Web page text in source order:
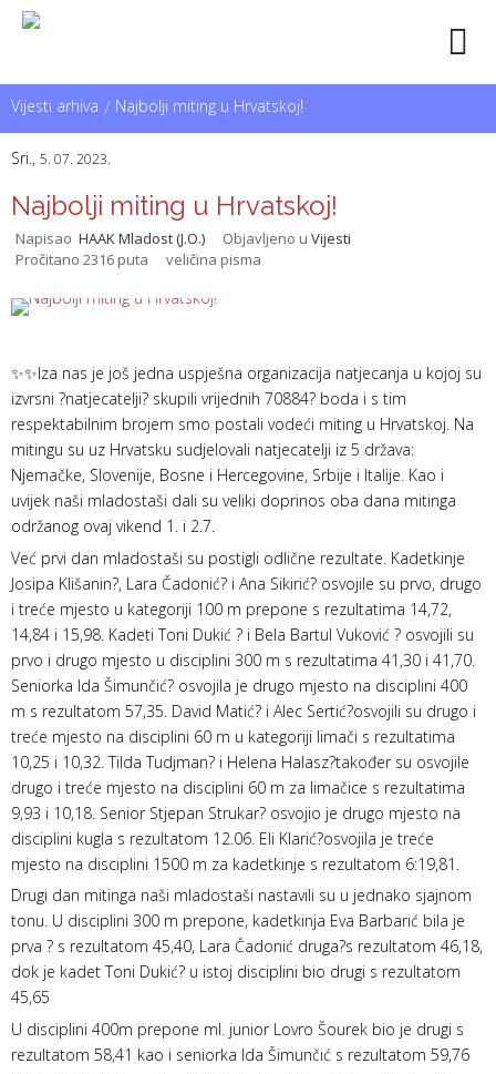
Vijesti arhiva / Najbolji miting u Hrvatskoj!
Sri., 5. 07. 2023.
Najbolji miting u Hrvatskoj!
Napisao HAAK Mladost (J.O.) Objavljeno u Vijesti
Pročitano 2316 puta
veličina pisma
✨️✨️Iza nas je još jedna uspješna organizacija natjecanja u kojoj su
izvrsni ?natjecatelji? skupili vrijednih 70884? boda i s tim
respektabilnim brojem smo postali vodeći miting u Hrvatskoj. Na
mitingu su uz Hrvatsku sudjelovali natjecatelji iz 5 država:
Njemačke, Slovenije, Bosne i Hercegovine, Srbije i Italije. Kao i
uvijek naši mladostaši dali su veliki doprinos oba dana mitinga
održanog ovaj vikend 1. i 2.7.
Već prvi dan mladostaši su postigli odlične rezultate. Kadetkinje
Josipa Klišanin?, Lara Čadonić? i Ana Sikirić? osvojile su prvo, drugo
i treće mjesto u kategoriji 100 m prepone s rezultatima 14,72,
14,84 i 15,98. Kadeti Toni Dukić ? i Bela Bartul Vuković ? osvojili su
prvo i drugo mjesto u disciplini 300 m s rezultatima 41,30 i 41,70.
Seniorka Ida Šimunčić? osvojila je drugo mjesto na disciplini 400
m s rezultatom 57,35. David Matić? i Alec Sertić?osvojili su drugo i
treće mjesto na disciplini 60 m u kategoriji limači s rezultatima
10,25 i 10,32. Tilda Tudjman? i Helena Halasz?također su osvojile
drugo i treće mjesto na disciplini 60 m za limačice s rezultatima
9,93 i 10,18. Senior Stjepan Strukar? osvojio je drugo mjesto na
disciplini kugla s rezultatom 12.06. Eli Klarić?osvojila je treće
mjesto na disciplini 1500 m za kadetkinje s rezultatom 6:19,81.
Drugi dan mitinga naši mladostaši nastavili su u jednako sjajnom
tonu. U disciplini 300 m prepone, kadetkinja Eva Barbarić bila je
prva ? s rezultatom 45,40, Lara Čadonić druga?s rezultatom 46,18,
dok je kadet Toni Dukić? u istoj disciplini bio drugi s rezultatom
45,65
U disciplini 400m prepone ml. junior Lovro Šourek bio je drugi s
rezultatom 58,41 kao i seniorka Ida Šimunčić s rezultatom 59,76